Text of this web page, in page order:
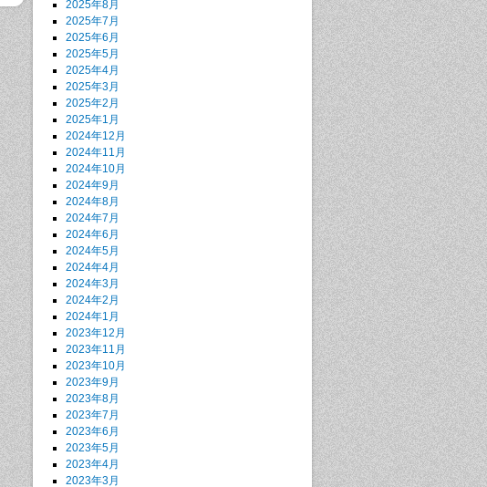
2025年8月
2025年7月
2025年6月
2025年5月
2025年4月
2025年3月
2025年2月
2025年1月
2024年12月
2024年11月
2024年10月
2024年9月
2024年8月
2024年7月
2024年6月
2024年5月
2024年4月
2024年3月
2024年2月
2024年1月
2023年12月
2023年11月
2023年10月
2023年9月
2023年8月
2023年7月
2023年6月
2023年5月
2023年4月
2023年3月